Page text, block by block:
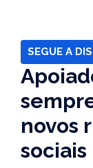
SEGUE A
novos
sociais